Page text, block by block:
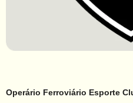
Operário Ferroviário Esporte